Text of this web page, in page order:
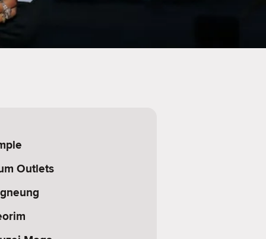
Outlets